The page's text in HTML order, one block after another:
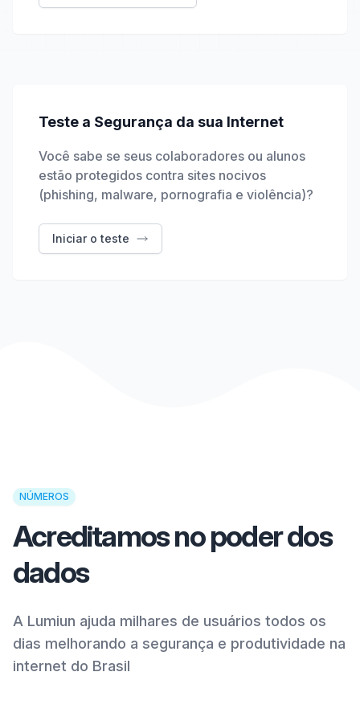
Teste a Segurança da sua Internet
Você sabe se seus colaboradores ou alunos
estão protegidos contra sites nocivos
(phishing, malware, pornografia e violência)?
Iniciar o teste
NÚMEROS
Acreditamos no poder dos
dados
A Lumiun ajuda milhares de usuários todos os
dias melhorando a segurança e produtividade na
internet do Brasil